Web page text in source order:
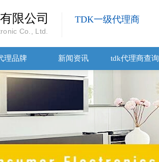
限公司
Co., Ltd.
TDK一级代理商
理品牌 新闻资讯 tdk代理商查询